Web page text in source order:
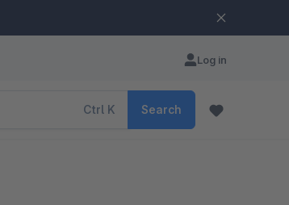
Log in
Ctrl K Search